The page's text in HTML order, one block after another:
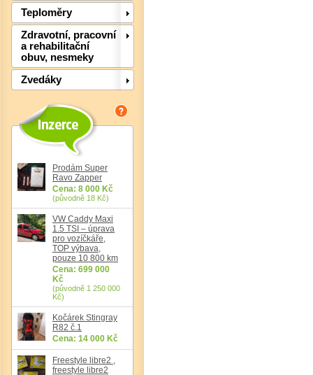
Teploměry
Zdravotní, pracovní
a rehabilitační
obuv, nesmeky
Zvedáky
Prodám Super
Ravo Zapper
Cena: 8 000 Kč
(původně 18 Kč)
VW Caddy Maxi
1.5 TSI – úprava
pro vozíčkáře,
TOP výbava,
pouze 10 800 km
Cena: 699 000
Kč
(původně 1 250 000
Kč)
Kočárek Stingray
R82 č.1
Cena: 14 000 Kč
Freestyle libre2 ,
freestyle libre2